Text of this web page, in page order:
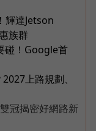
輝達Jetson
族群
碰！Google首
上路規劃、
冠揭密好網路新